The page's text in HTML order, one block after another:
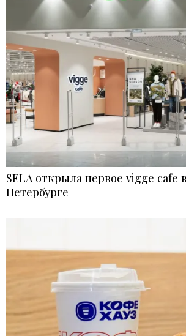
SELA открыла первое vigge cafe
Петербурге